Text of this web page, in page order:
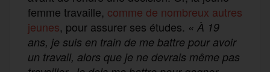
femme travaille, comme de nombreux autres
jeunes, pour assurer ses études. « À 19
ans, je suis en train de me battre pour avoir
un travail, alors que je ne devrais même pas